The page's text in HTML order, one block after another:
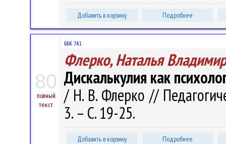
Добавить в корзину Подробнее
80
полный
текст
ББК 74.1
Флерко, Наталья
Дискалькулия как
/ Н. В. Флерко //
3. – С. 19-25.
Добавить в корзину Подробнее